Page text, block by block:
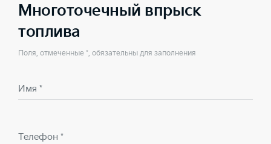
Многоточечный впрыск
топлива
Поля, отмеченные *, обязательны для заполнения
Имя *
Телефон *